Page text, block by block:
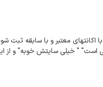
است" " خیلی سایتش خوبه" و از